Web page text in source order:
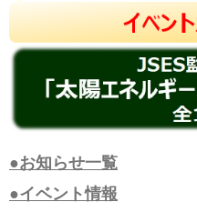
●お知らせ一覧
●イベント情報